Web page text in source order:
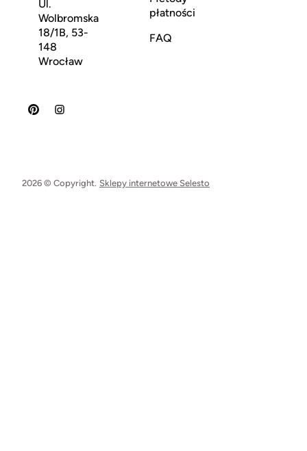
Ul.
Wolbromska
18/1B, 53-
148
Wrocław
płatności
FAQ
2026 © Copyright. Sklepy internetowe Selesto